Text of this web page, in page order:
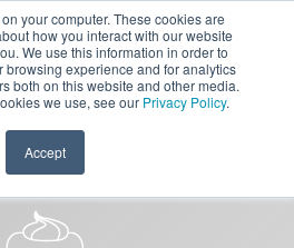
your computer. These cookies are
how you interact with our website
We use this information in order to
browsing experience and for analytics
both on this website and other media.
we use, see our Privacy Policy.
Accept